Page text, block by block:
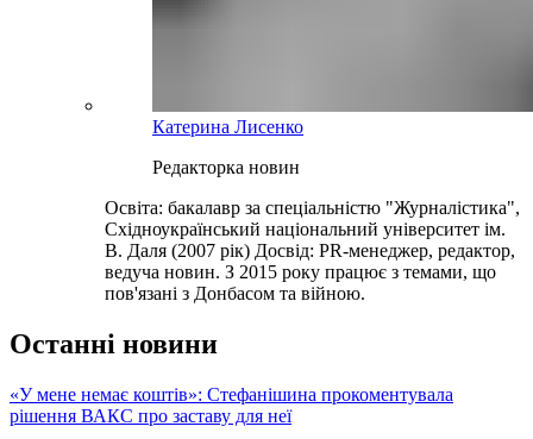
Катерина Лисенко
Редакторка новин
Освіта: бакалавр за спеціальністю "Журналістика",
Східноукраїнський національний університет ім.
В. Даля (2007 рік) Досвід: PR-менеджер, редактор,
ведуча новин. З 2015 року працює з темами, що
пов'язані з Донбасом та війною.
Останні новини
«У мене немає коштів»: Стефанішина прокоментувала
рішення ВАКС про заставу для неї